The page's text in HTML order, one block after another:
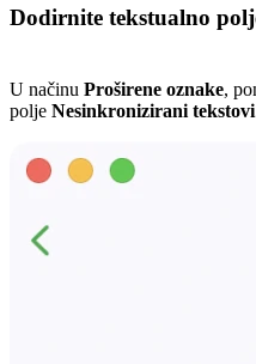
Dodirnite tekstualno
U načinu Proširene oznake,
polje Nesinkronizirani tekstovi